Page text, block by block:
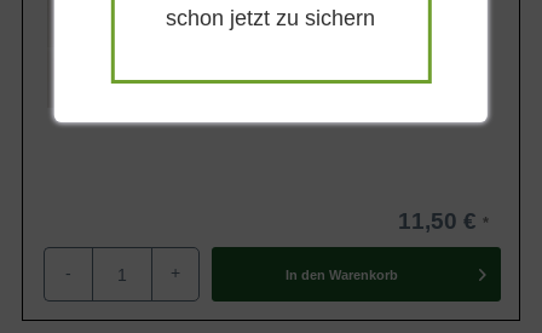
Blütezeit
Lieferbar
11,50 €
- + In den Warenkorb
schon jetzt zu sichern